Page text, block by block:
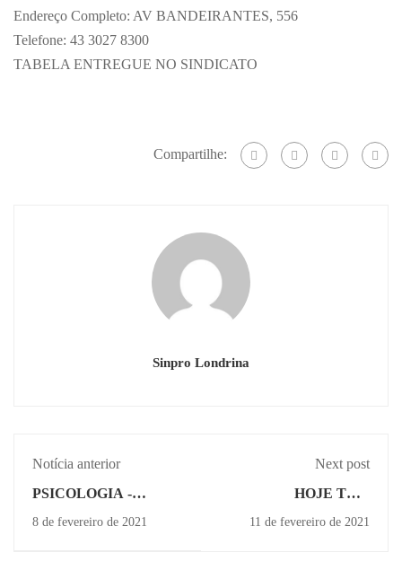
Endereço Completo: AV BANDEIRANTES, 556
Telefone: 43 3027 8300
TABELA ENTREGUE NO SINDICATO
Compartilhe:
Sinpro Londrina
Notícia anterior
PSICOLOGIA -
PASSARIN
8 de fevereiro de 2021
Next post
HOJE TEM
SESI/SENAI
11 de fevereiro de 2021